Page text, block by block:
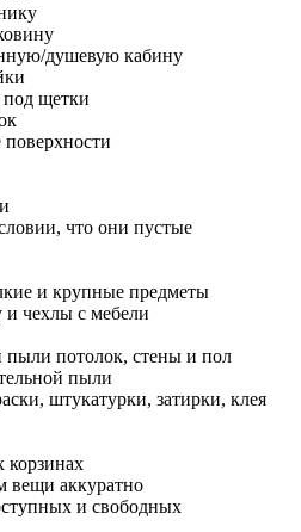
душевую кабину
щетки
что они пустые
и крупные предметы
чехлы с мебели
пыли потолок, стены и пол
пыли
штукатурки, затирки, клея
вещи аккуратно
и свободных